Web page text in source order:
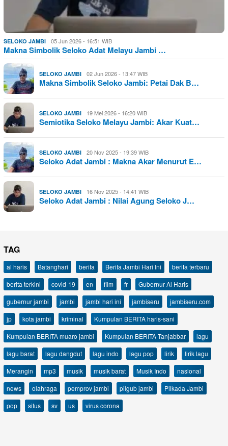
SELOKO JAMBI 05 Jun 2026 - 16:51 WIB
Makna Simbolik Seloko Adat Melayu Jambi …
SELOKO JAMBI 02 Jun 2026 - 13:47 WIB
Makna Simbolik Seloko Jambi: Petai Dak B…
SELOKO JAMBI 19 Mei 2026 - 16:20 WIB
Semiotika Seloko Melayu Jambi: Akar Kuat…
SELOKO JAMBI 20 Nov 2025 - 19:39 WIB
Seloko Adat Jambi : Makna Akar Menurut E…
SELOKO JAMBI 16 Nov 2025 - 14:41 WIB
Seloko Adat Jambi : Nilai Agung Seloko J…
TAG
al haris Batanghari berita Berita Jambi Hari Ini
berita terbaru
berita terkini
covid-19 en film fr
Gubernur Al Haris
gubernur jambi
jambi jambi hari ini jambiseru
jambiseru.com
jp
kota jambi kriminal
Kumpulan BERITA haris-sani
Kumpulan BERITA muaro jambi
Kumpulan BERITA Tanjabbar
lagu
lagu barat
lagu dangdut lagu indo lagu pop lirik
lirik lagu
Merangin
mp3 musik musik barat Musik Indo
nasional
news
olahraga pemprov jambi pilgub jambi
Pilkada Jambi
pop
situs sv us virus corona